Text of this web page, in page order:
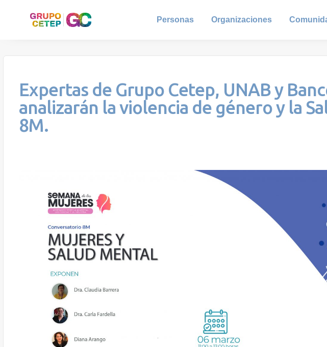
Personas Organizaciones
Expertas de Grupo Cetep, UNAB y
analizarán la violencia de género y la
8M.